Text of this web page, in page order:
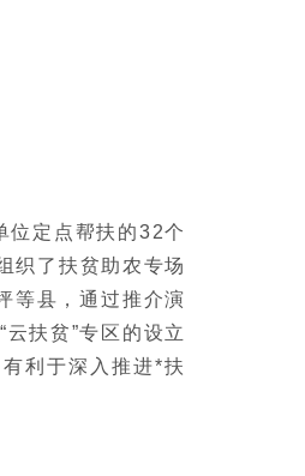
位定点帮扶的32个
织了扶贫助农专场
等县，通过推介演
扶贫”专区的设立
利于深入推进*扶